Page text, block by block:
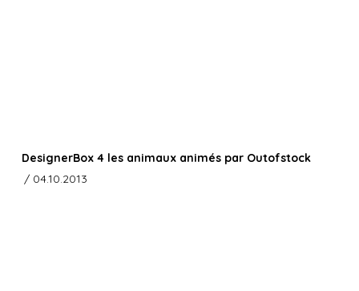
DesignerBox 4 les animaux animés par Outofstock
/ 04.10.2013